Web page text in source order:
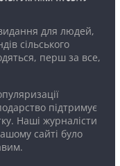
для людей,
сільського
перш за все,
підтримує
Наші журналісти
сайті було